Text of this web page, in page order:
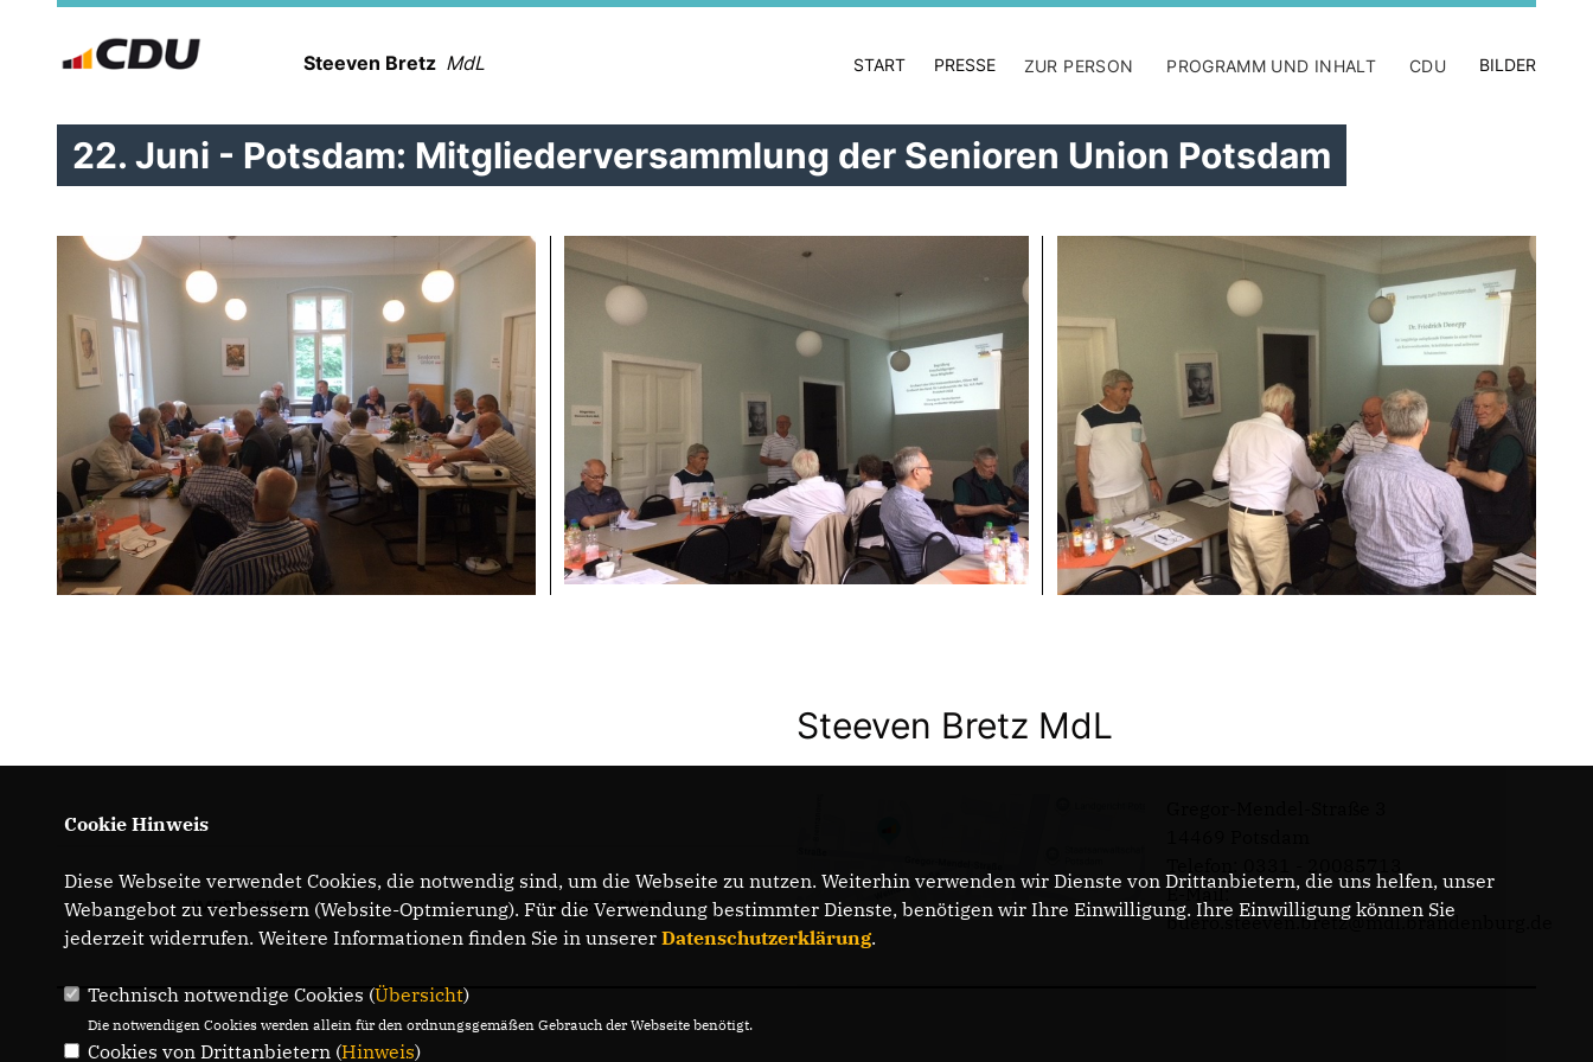
Steeven Bretz MdL START PRESSE ZUR PERSON PROGRAMM UND INHALT CDU BILDER
22. Juni - Potsdam: Mitgliederversammlung der Senioren Union Potsdam
IMPRESSUM DATENSCHUTZ
Steeven Bretz MdL
E-Mail:
buero.steeven.bretz@mdl.brandenburg.de
Cookie Hinweis
Diese Webseite verwendet Cookies, die notwendig sind, um die Webseite zu nutzen. Weiterhin verwenden wir Dienste von Drittanbietern, die uns helfen, unser
Webangebot zu verbessern (Website-Optmierung). Für die Verwendung bestimmter Dienste, benötigen wir Ihre Einwilligung. Ihre Einwilligung können Sie
jederzeit widerrufen. Weitere Informationen finden Sie in unserer Datenschutzerklärung.
Technisch notwendige Cookies (Übersicht)
Die notwendigen Cookies werden allein für den ordnungsgemäßen Gebrauch der Webseite benötigt.
Cookies von Drittanbietern (Hinweis)